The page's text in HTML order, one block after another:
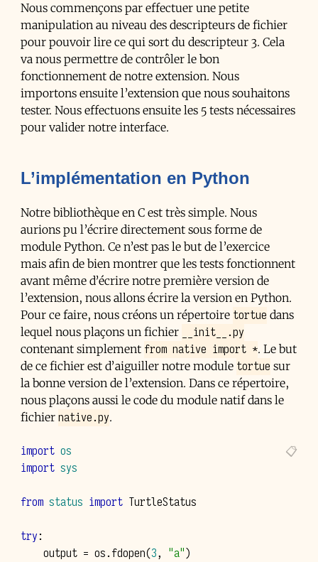
Nous commençons par effectuer une petite
manipulation au niveau des descripteurs de fichier
pour pouvoir lire ce qui sort du descripteur 3. Cela
va nous permettre de contrôler le bon
fonctionnement de notre extension. Nous
importons ensuite l’extension que nous souhaitons
tester. Nous effectuons ensuite les 5 tests nécessaires
pour valider notre interface.
L’implémentation en Python
Notre bibliothèque en C est très simple. Nous
aurions pu l’écrire directement sous forme de
module Python. Ce n’est pas le but de l’exercice
mais afin de bien montrer que les tests fonctionnent
avant même d’écrire notre première version de
l’extension, nous allons écrire la version en Python.
Pour ce faire, nous créons un répertoire tortue dans
lequel nous plaçons un fichier
__init__.py
contenant simplement from native import *. Le but
de ce fichier est d’aiguiller notre module tortue sur
la bonne version de l’extension. Dans ce répertoire,
nous plaçons aussi le code du module natif dans le
fichier native.py.
import os
import sys
from status import TurtleStatus
try:
output = os.fdopen(3, "a")